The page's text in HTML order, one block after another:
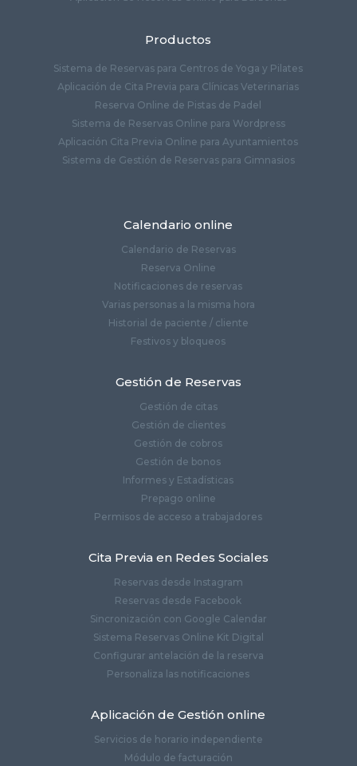
Productos
Sistema de Reservas para Centros de Yoga y Pilates
Aplicación de Cita Previa para Clínicas Veterinarias
Reserva Online de Pistas de Padel
Sistema de Reservas Online para Wordpress
Aplicación Cita Previa Online para Ayuntamientos
Sistema de Gestión de Reservas para Gimnasios
Calendario online
Calendario de Reservas
Reserva Online
Notificaciones de reservas
Varias personas a la misma hora
Historial de paciente / cliente
Festivos y bloqueos
Gestión de Reservas
Gestión de citas
Gestión de clientes
Gestión de cobros
Gestión de bonos
Informes y Estadísticas
Prepago online
Permisos de acceso a trabajadores
Cita Previa en Redes Sociales
Reservas desde Instagram
Reservas desde Facebook
Sincronización con Google Calendar
Sistema Reservas Online Kit Digital
Configurar antelación de la reserva
Personaliza las notificaciones
Aplicación de Gestión online
Servicios de horario independiente
Módulo de facturación